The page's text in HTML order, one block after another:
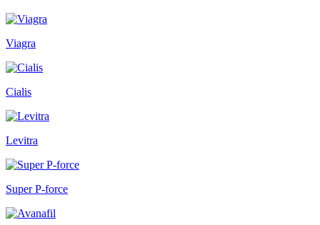
Viagra
Cialis
Levitra
Super P-force